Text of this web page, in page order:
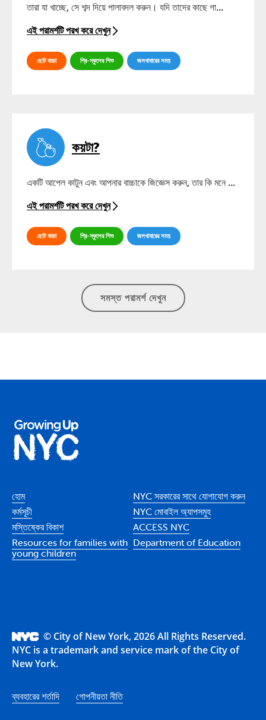
তারা যা খাচ্ছে, সে শব্দ দিয়ে পালাবদল করুন। যদি তাদের কাছে গা...
এই পরামর্শটি পরখ করে দেখুন
ছোট বাচ্চা প্রি-স্কুলের শিশু জলখাবারের সময়
কয়টা?
একটি আপেল কাটুন এবং আপনার বাচ্চাকে জিজ্ঞেস করুন, তার কি মনে ...
এই পরামর্শটি পরখ করে দেখুন
ছোট বাচ্চা প্রি-স্কুলের শিশু জলখাবারের সময়
সমস্ত পরামর্শ দেখুন
হোম
কর্মসূচী
মস্তিষ্কের বিকাশ
Resources for families with
young children
NYC সরকারের সাথে যোগাযোগ করুন
NYC মোবাইল অ্যাপসমুহ
ACCESS NYC
Department of Education
© City of New York, 2026 All Rights Reserved.
NYC is a trademark and service mark of the City of
New York.
ব্যবহারের শর্তাদি গোপনীয়তা নীতি